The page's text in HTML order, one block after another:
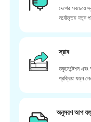
দেশের সবচেয়ে
সর্বোত্তম যত্ন
স্রাব
ডকুমেন্টেশন এবং
প্রক্রিয়া যত্ন
অনুসরণ আপ